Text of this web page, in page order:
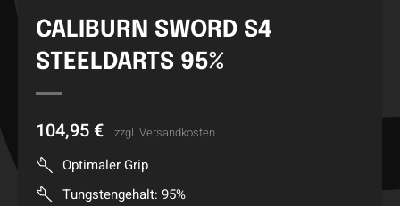
CALIBURN SWORD S4
STEELDARTS 95%
104,95 € zzgl. Versandkosten
Optimaler Grip
Tungstengehalt: 95%